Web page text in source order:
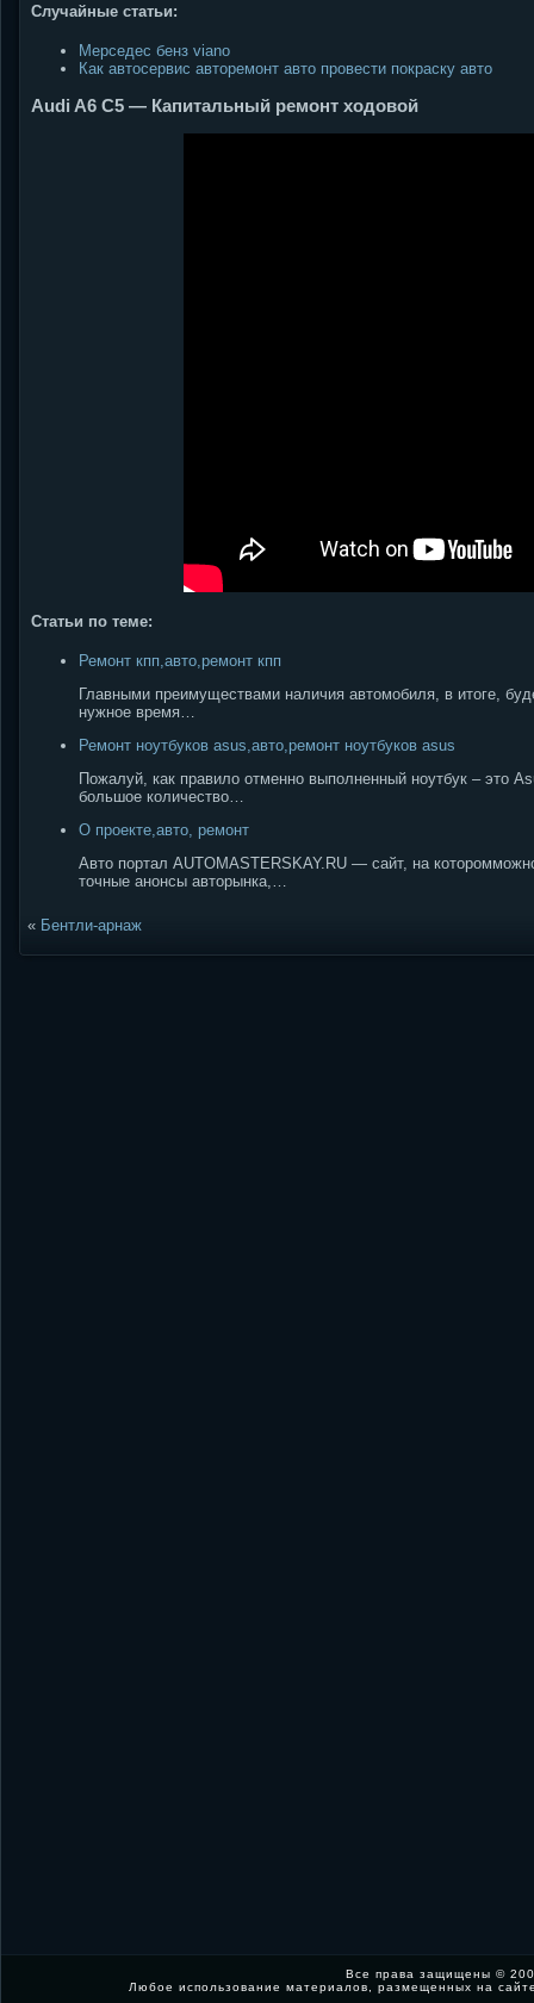
Случайные статьи:
Мерседес бенз viano
Как автосервис авторемонт авто провести покраску авто
Audi A6 C5 — Капитальный ремонт ходовой
Статьи по теме:
Ремонт кпп,авто,ремонт кпп
Главными преимуществами наличия автомобиля, в итоге,
нужное время…
Ремонт ноутбуков asus,авто,ремонт ноутбуков asus
Пожалуй, как правило отменно выполненный ноутбук – это
большое количество…
О проекте,авто, ремонт
Авто портал AUTOMASTERSKAY.RU — сайт, на
точные анонсы авторынка,…
« Бентли-арнаж
Все права защищены ©
Любое использование материалов, размещенных на